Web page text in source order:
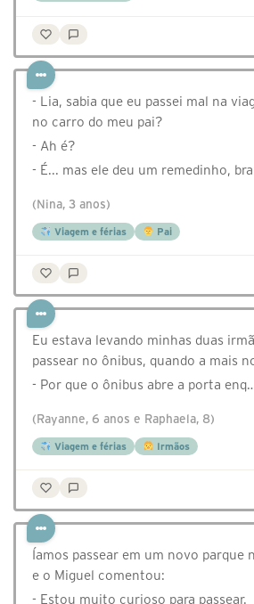
- Lia, sabia que eu passei mal na
no carro do meu pai?
- Ah é?
- É... mas ele deu um remedinho,
(Nina, 3 anos)
Viagem e férias Pai
Eu estava levando minhas duas
passear no ônibus, quando a mais
- Por que o ônibus abre a porta
(Rayanne, 6 anos e Raphaela, 8)
Viagem e férias Irmãos
Íamos passear em um novo parque
e o Miguel comentou:
- Estou muito curioso para passear.